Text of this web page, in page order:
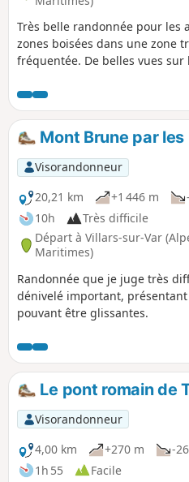
Très belle randonnée pour les
zones boisées dans une zone
fréquentée. De belles vues sur
Cantons. Un retour le long des
Var très agréable.
Mont Brune par les
Visorandonneur
20,21 km
+1 446 m
10h
Très difficile
Départ à Villars-sur-Var
Maritimes)
Randonnée que je juge très
dénivelé important,
pouvant être glissantes.
Le pont romain de
Visorandonneur
4,00 km
+270 m
-
1h 55
Facile